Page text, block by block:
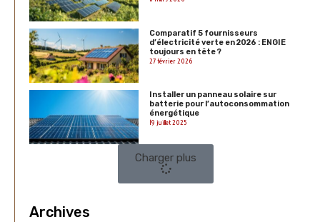
Comparatif 5 fournisseurs
d’électricité verte en 2026 : ENGIE
toujours en tête ?
27 février 2026
Installer un panneau solaire sur
batterie pour l’autoconsommation
énergétique
19 juillet 2025
Charger plus
Archives